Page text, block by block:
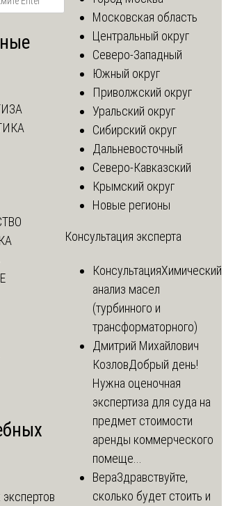
Московская область
Центральный округ
Северо-Западный
Южный округ
Приволжский округ
Уральский округ
Сибирский округ
Дальневосточный
Северо-Кавказский
Крымский округ
Новые регионы
Консультация эксперта
КонсультацияХимический
анализ масел
(турбинного и
трансформаторного)
Дмитрий Михайлович
КозловДобрый день!
Нужна оценочная
экспертиза для суда на
предмет стоимости
аренды коммерческого
помеще...
ВераЗдравствуйте,
сколько будет стоить и